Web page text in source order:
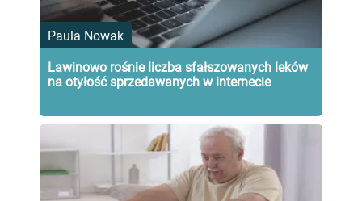
Paula Nowak
Lawinowo rośnie liczba sfałszowanych leków
na otyłość sprzedawanych w internecie